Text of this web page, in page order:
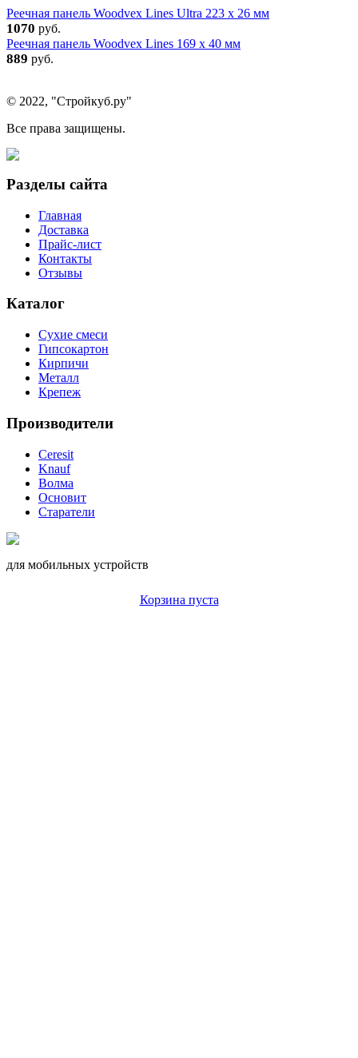
Реечная панель Woodvex Lines Ultra 223 x 26 мм
1070 руб.
Реечная панель Woodvex Lines 169 x 40 мм
889 руб.
© 2022, "Стройкуб.ру"
Все права защищены.
Разделы сайта
Главная
Доставка
Прайс-лист
Контакты
Отзывы
Каталог
Сухие смеси
Гипсокартон
Кирпичи
Металл
Крепеж
Производители
Ceresit
Knauf
Волма
Основит
Старатели
для мобильных устройств
Корзина пуста